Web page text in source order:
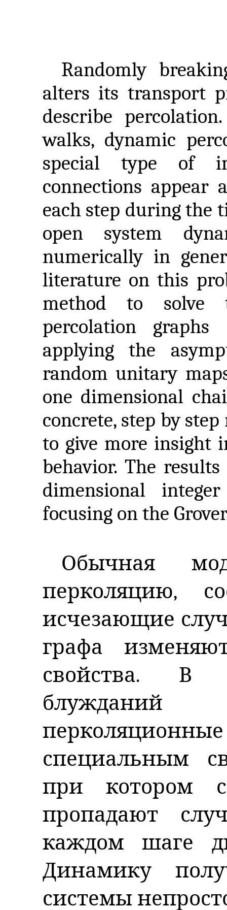
Randomly
alters its transport
describe
walks, dynamic
special type of
connections appear
each step during the
open system
numerically in
literature on this
method to solve
percolation
applying the
random unitary
one dimensional
concrete, step by
to give more insight
behavior. The
dimensional
focusing on the
Обычная
перколяцию,
исчезающие
графа
свойства. В
блужданий
специальным
при котором
пропадают
каждом шаге
Динамику
системы